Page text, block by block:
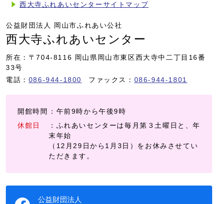
西大寺ふれあいセンターサイトマップ
公益財団法人 岡山市ふれあい公社
西大寺ふれあいセンター
所在：〒704-8116 岡山県岡山市東区西大寺中二丁目16番
33号
電話： 086-944-1800 ファックス： 086-944-1801
開館時間
：午前9時から午後9時
休館日
：ふれあいセンターは毎月第３土曜日と、年
末年始
（12月29日から1月3日）をお休みさせてい
ただきます。
公益財団法人